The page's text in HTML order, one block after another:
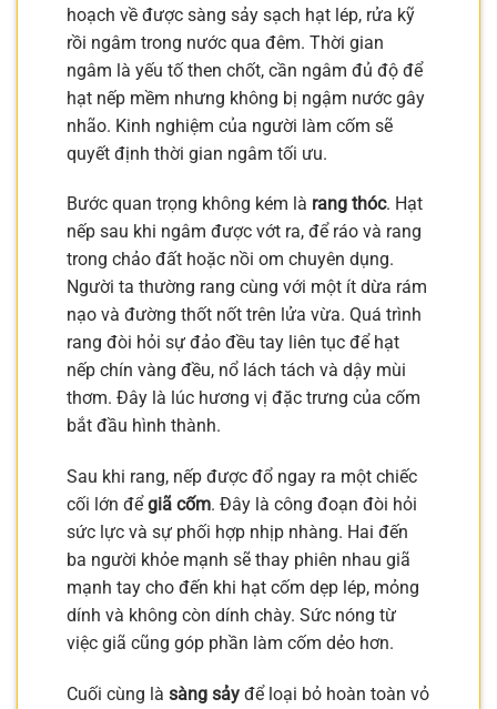
hoạch về được sàng sảy sạch hạt lép, rửa kỹ
rồi ngâm trong nước qua đêm. Thời gian
ngâm là yếu tố then chốt, cần ngâm đủ độ để
hạt nếp mềm nhưng không bị ngậm nước gây
nhão. Kinh nghiệm của người làm cốm sẽ
quyết định thời gian ngâm tối ưu.
Bước quan trọng không kém là rang thóc. Hạt
nếp sau khi ngâm được vớt ra, để ráo và rang
trong chảo đất hoặc nồi om chuyên dụng.
Người ta thường rang cùng với một ít dừa rám
nạo và đường thốt nốt trên lửa vừa. Quá trình
rang đòi hỏi sự đảo đều tay liên tục để hạt
nếp chín vàng đều, nổ lách tách và dậy mùi
thơm. Đây là lúc hương vị đặc trưng của cốm
bắt đầu hình thành.
Sau khi rang, nếp được đổ ngay ra một chiếc
cối lớn đểgiã cốm. Đây là công đoạn đòi hỏi
sức lực và sự phối hợp nhịp nhàng. Hai đến
ba người khỏe mạnh sẽ thay phiên nhau giã
mạnh tay cho đến khi hạt cốm dẹp lép, mỏng
dính và không còn dính chày. Sức nóng từ
việc giã cũng góp phần làm cốm dẻo hơn.
Cuối cùng là sàng sảy để loại bỏ hoàn toàn vỏ